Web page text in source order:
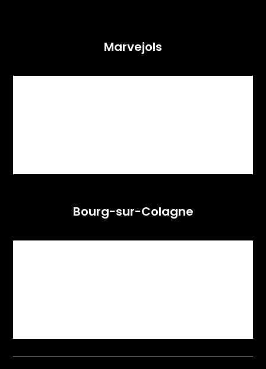
Marvejols
Bourg-sur-Colagne